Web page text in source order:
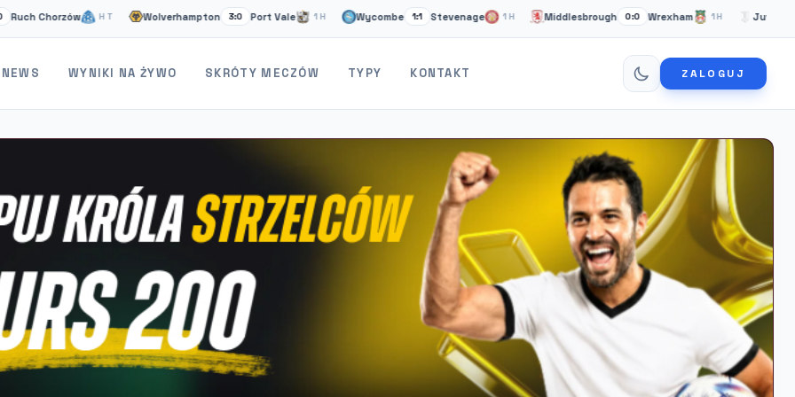
HT Wolverhampton 3:0 Port Vale 1H Wycombe 1:1 Stevenage 1H Middlesbrough 0:0 Wrexham 1H Juventus Turyn
NEWS WYNIKI NA ŻYWO SKRÓTY MECZÓW TYPY KONTAKT ZALOGUJ